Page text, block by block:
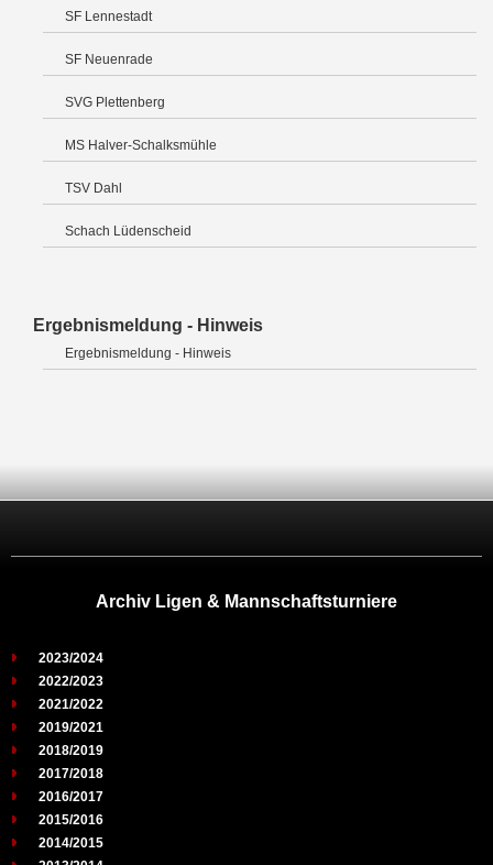
SF Lennestadt
SF Neuenrade
SVG Plettenberg
MS Halver-Schalksmühle
TSV Dahl
Schach Lüdenscheid
Ergebnismeldung - Hinweis
Ergebnismeldung - Hinweis
Archiv Ligen & Mannschaftsturniere
2023/2024
2022/2023
2021/2022
2019/2021
2018/2019
2017/2018
2016/2017
2015/2016
2014/2015